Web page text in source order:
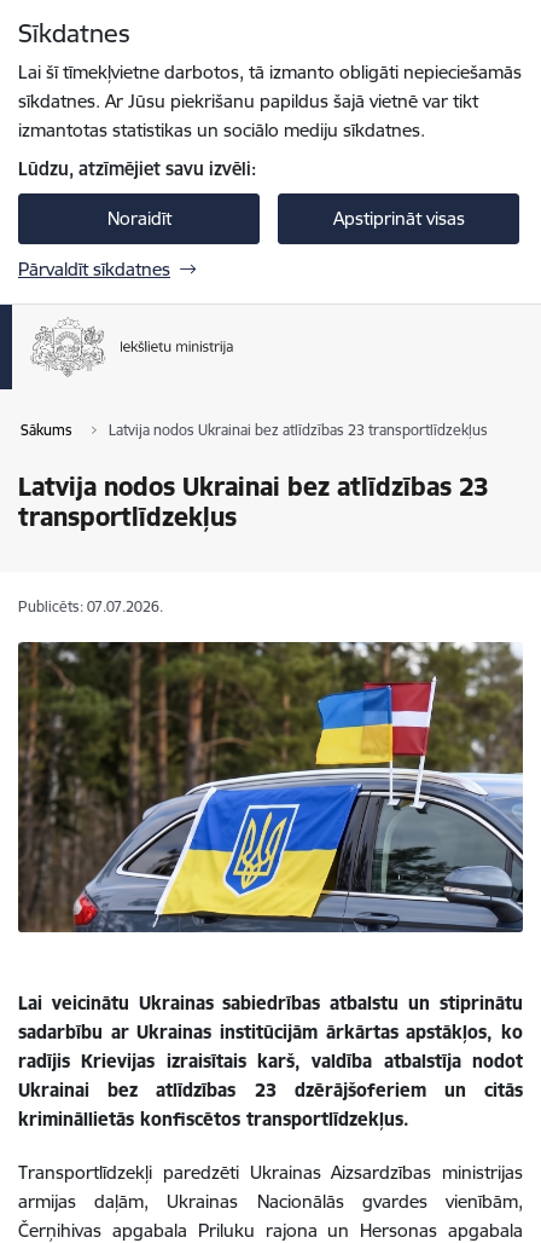
Sīkdatnes
Lai šī tīmekļvietne darbotos, tā izmanto obligāti nepieciešamās
sīkdatnes. Ar Jūsu piekrišanu papildus šajā vietnē var tikt
izmantotas statistikas un sociālo mediju sīkdatnes.
Lūdzu, atzīmējiet savu izvēli:
Noraidīt Apstiprināt visas
Pārvaldīt sīkdatnes
Sākums Latvija nodos Ukrainai bez atlīdzības 23 transportlīdzekļus
Latvija nodos Ukrainai bez atlīdzības 23
transportlīdzekļus
Publicēts: 07.07.2026.
Lai veicinātu Ukrainas sabiedrības atbalstu un stiprinātu
sadarbību ar Ukrainas institūcijām ārkārtas apstākļos, ko
radījis Krievijas izraisītais karš, valdība atbalstīja nodot
Ukrainai bez atlīdzības 23 dzērājšoferiem un citās
krimināllietās konfiscētos transportlīdzekļus.
Transportlīdzekļi paredzēti Ukrainas Aizsardzības ministrijas
armijas daļām, Ukrainas Nacionālās gvardes vienībām,
Čerņihivas apgabala Priluku rajona un Hersonas apgabala